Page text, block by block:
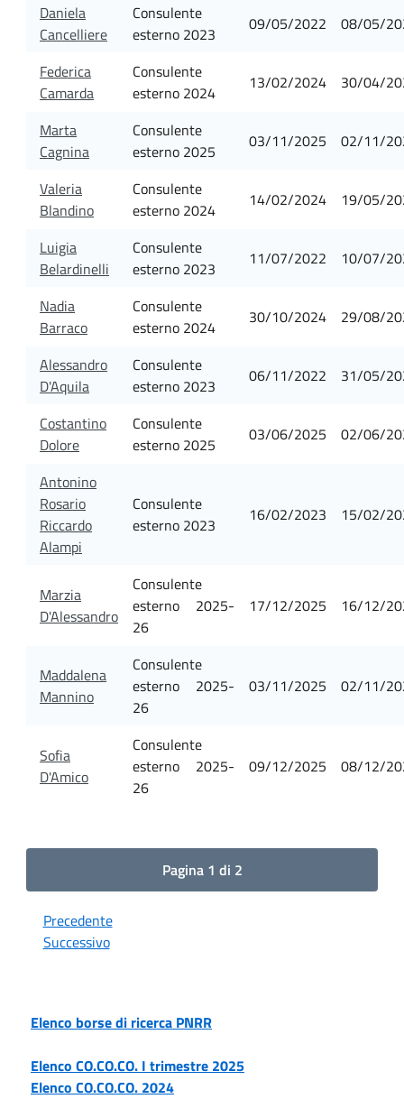
Daniela
Cancelliere
Consulente
esterno 2023
09/05/2022 08/05/
Federica
Camarda
Consulente
esterno 2024
13/02/2024 30/04/
Marta
Cagnina
Consulente
esterno 2025
03/11/2025 02/11/
Valeria
Blandino
Consulente
esterno 2024
14/02/2024 19/05/
Luigia
Belardinelli
Consulente
esterno 2023
11/07/2022 10/07/
Nadia
Barraco
Consulente
esterno 2024
30/10/2024 29/08/
Alessandro
D'Aquila
Consulente
esterno 2023
06/11/2022 31/05/
Costantino
Dolore
Consulente
esterno 2025
03/06/2025 02/06/
Antonino
Rosario
Riccardo
Alampi
Consulente
esterno 2023
16/02/2023 15/02/
Marzia
D'Alessandro
Consulente
esterno 2025-
26
17/12/2025 16/12/
Maddalena
Mannino
Consulente
esterno 2025-
26
03/11/2025 02/11/
Sofia
D'Amico
Consulente
esterno 2025-
26
09/12/2025 08/12/
Pagina 1 di 2
Precedente
Successivo
Elenco borse di ricerca PNRR
Elenco CO.CO.CO. I trimestre 2025
Elenco CO.CO.CO. 2024